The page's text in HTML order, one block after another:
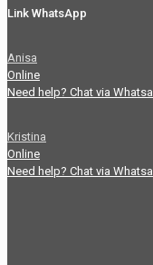
Link WhatsApp
Anisa
Online
Need help? Chat via
Kristina
Online
Need help? Chat via